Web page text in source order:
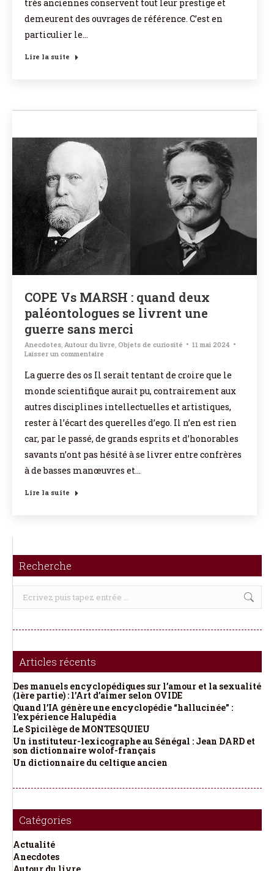
très anciennes conservent tout leur prestige et
demeurent des ouvrages de référence. C’est en
particulier le…
Lire la suite
COPE Vs MARSH : quand deux
paléontologues se livrent une
guerre sans merci
Anecdotes Autour du livre Objets de curiosité
11 mai 2024
Laisser un commentaire
La guerre des os Il serait tentant de croire que le
monde scientifique aurait pu, contrairement aux
autres disciplines intellectuelles et artistiques,
rester à l’écart des querelles d’ego. Il n’en est rien
car, par le passé, de grands esprits et d’honorables
savants n’ont pas hésité à se livrer entre confrères
à de basses manœuvres et…
Lire la suite
Recherche
Recherche
Articles récents
Des manuels encyclopédiques sur l’amour et la sexualité
(1ère partie) : l’Art d’aimer selon OVIDE
Quand l’IA génère une encyclopédie “hallucinée” :
l’expérience Halupédia
Le Spicilège de MONTESQUIEU
Un instituteur-lexicographe au Sénégal : Jean DARD et
son dictionnaire wolof-français
Un dictionnaire du celtique ancien
Catégories
Actualité
Anecdotes
Autour du livre